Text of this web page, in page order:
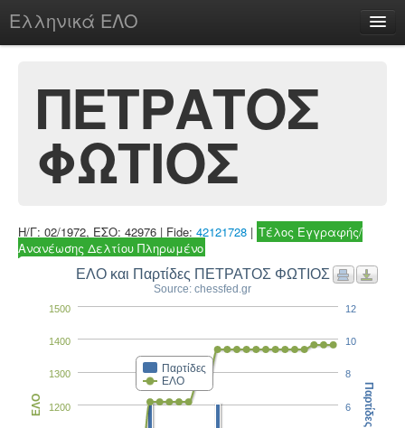
Ελληνικά ΕΛΟ
chesstu.be @ discord
Login
ΠΕΤΡΑΤΟΣ
ΦΩΤΙΟΣ
Η/Γ: 02/1972, ΕΣΟ: 42976 | Fide: 42121728 | Τέλος Εγγραφής/
Ανανέωσης Δελτίου Πληρωμένο
ΕΛΟ και Παρτίδες ΠΕΤΡΑΤΟΣ ΦΩΤΙΟΣ
Source: chessfed.gr
Παρτίδες
ΕΛΟ
1200
1300
1400
1500
ΕΛΟ 6
8
10
12
Παρτίδες